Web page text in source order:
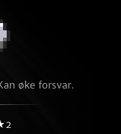
øke forsvar.